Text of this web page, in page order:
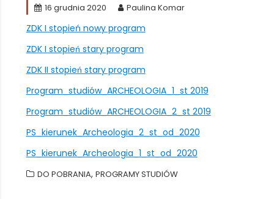
16 grudnia 2020 Paulina Komar
ZDK I stopień nowy program
ZDK I stopień stary program
ZDK II stopień stary program
Program_studiów_ARCHEOLOGIA_1_st 2019
Program_studiów_ARCHEOLOGIA_2_st 2019
PS_kierunek_Archeologia_2_st_od_2020
PS_kierunek_Archeologia_1_st_od_2020
DO POBRANIA, PROGRAMY STUDIÓW